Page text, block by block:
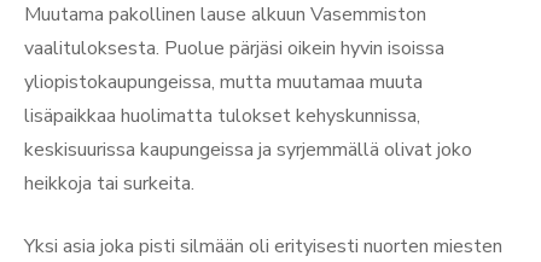
Muutama pakollinen lause alkuun Vasemmiston
vaalituloksesta. Puolue pärjäsi oikein hyvin isoissa
yliopistokaupungeissa, mutta muutamaa muuta
lisäpaikkaa huolimatta tulokset kehyskunnissa,
keskisuurissa kaupungeissa ja syrjemmällä olivat joko
heikkoja tai surkeita.
Yksi asia joka pisti silmään oli erityisesti nuorten miesten